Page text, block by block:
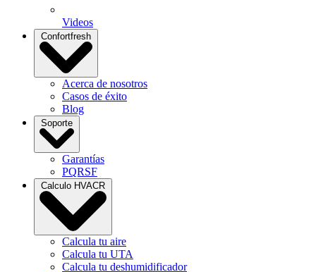
Videos
Confortfresh
Acerca de nosotros
Casos de éxito
Blog
Soporte
Garantías
PQRSF
Calculo HVACR
Calcula tu aire
Calcula tu UTA
Calcula tu deshumidificador